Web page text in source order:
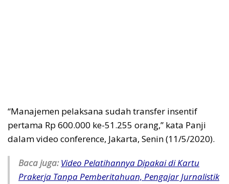
“Manajemen pelaksana sudah transfer insentif
pertama Rp 600.000 ke-51.255 orang,” kata Panji
dalam video conference, Jakarta, Senin (11/5/2020).
Baca juga: Video Pelatihannya Dipakai di Kartu
Prakerja Tanpa Pemberitahuan, Pengajar Jurnalistik